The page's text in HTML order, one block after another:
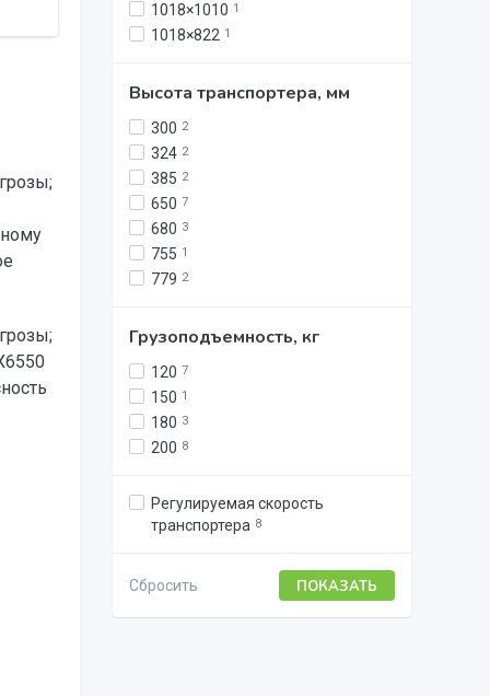
1018×1010 1
1018×822 1
Высота транспортера, мм
300 2
324 2
385 2
650 7
680 3
755 1
779 2
Грузоподъемность, кг
120 7
150 1
180 3
200 8
Регулируемая скорость
транспортера 8
Сбросить